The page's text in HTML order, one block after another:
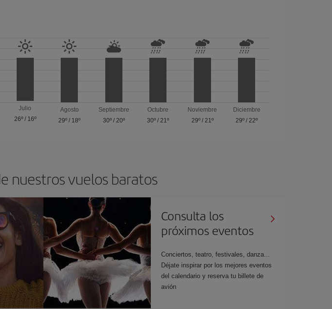
Julio
26º/ 16º
Agosto
29º / 18º
Septiembre
30º/ 20º
Octubre
30º / 21º
Noviembre
29º/ 21º
Diciembre
29º / 22º
nuestros vuelos baratos
Consulta los
próximos eventos
Conciertos, teatro, festivales, danza...
Déjate inspirar por los mejores eventos
del calendario y reserva tu billete de
avión